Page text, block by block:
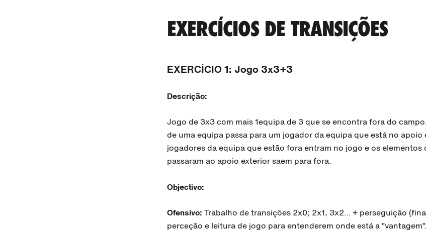
EXERCÍCIOS DE TRANSIÇÕES
EXERCÍCIO 1: Jogo 3x3+3
Descrição:
Jogo de 3x3 com mais 1equipa de 3 que se encontra fora do
de uma equipa passa para um jogador da equipa que está no apoio
jogadores da equipa que estão fora entram no jogo e os elementos
passaram ao apoio exterior saem para fora.
Objectivo:
Ofensivo: Trabalho de transições 2x0; 2x1, 3x2… + perseguição
perceção e leitura de jogo para entenderem onde está a ”vantagem”.